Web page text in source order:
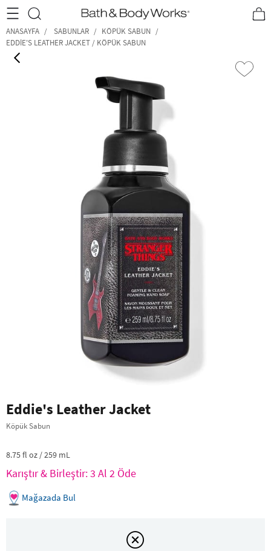
•2200₺ ve Üzeri Kargo Ücretsiz!• *Promosyon Detayları
ANASAYFA SABUNLAR
KÖPÜK SABUN
EDDIE'S LEATHER JACKET / KÖPÜK SABUN
Eddie's Leather Jacket
Köpük Sabun
8.75 fl oz / 259 mL
Karıştır & Birleştir: 3 Al 2 Öde
Mağazada Bul